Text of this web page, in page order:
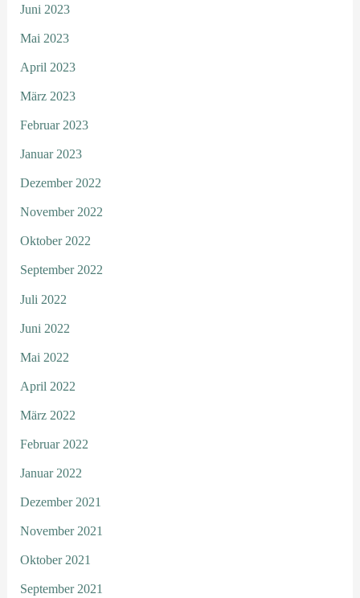
Juni 2023
Mai 2023
April 2023
März 2023
Februar 2023
Januar 2023
Dezember 2022
November 2022
Oktober 2022
September 2022
Juli 2022
Juni 2022
Mai 2022
April 2022
März 2022
Februar 2022
Januar 2022
Dezember 2021
November 2021
Oktober 2021
September 2021